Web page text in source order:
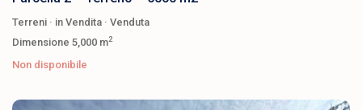
Terreni · in Vendita · Venduta
Dimensione 5,000 m2
Non disponibile